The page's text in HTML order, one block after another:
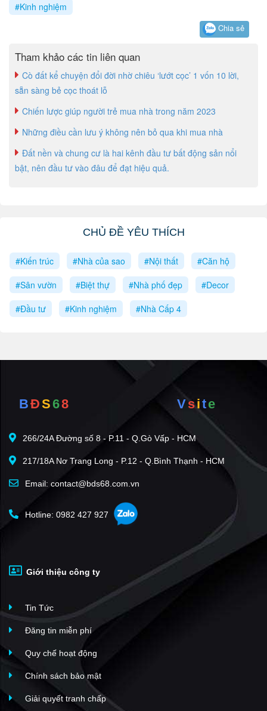
#Kinh nghiệm
Chia sẻ
Tham khảo các tin liên quan
Cò đất kể chuyện đổi đời nhờ chiêu ‘lướt cọc’ 1 vốn 10 lời,
sẵn sàng bẻ cọc thoát lỗ
Chiến lược giúp người trẻ mua nhà trong năm 2023
Những điều cần lưu ý không nên bỏ qua khi mua nhà
Đất nền và chung cư là hai kênh đầu tư bất động sản nổi
bật, nên đầu tư vào đâu để đạt hiệu quả.
CHỦ ĐỀ YÊU THÍCH
#Kiến trúc #Nhà của sao #Nội thất
#Căn hộ
#Sân vườn
#Biệt thự #Nhà phố đẹp
#Decor
#Đầu tư
#Kinh nghiệm #Nhà Cấp 4
BĐS68 Vsite
266/24A Đường số 8 - P.11 - Q.Gò Vấp - HCM
217/18A Nơ Trang Long - P.12 - Q.Bình Thạnh - HCM
Email: contact@bds68.com.vn
Hotline: 0982 427 927
Giới thiệu công ty
Tin Tức
Đăng tin miễn phí
Quy chế hoạt động
Chính sách bảo mật
Giải quyết tranh chấp